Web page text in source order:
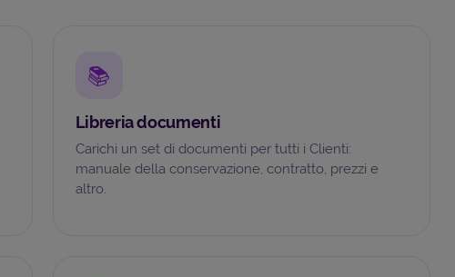
📚
Libreria documenti
Carichi un set di documenti per tutti i Clienti:
manuale della conservazione, contratto, prezzi e
altro.